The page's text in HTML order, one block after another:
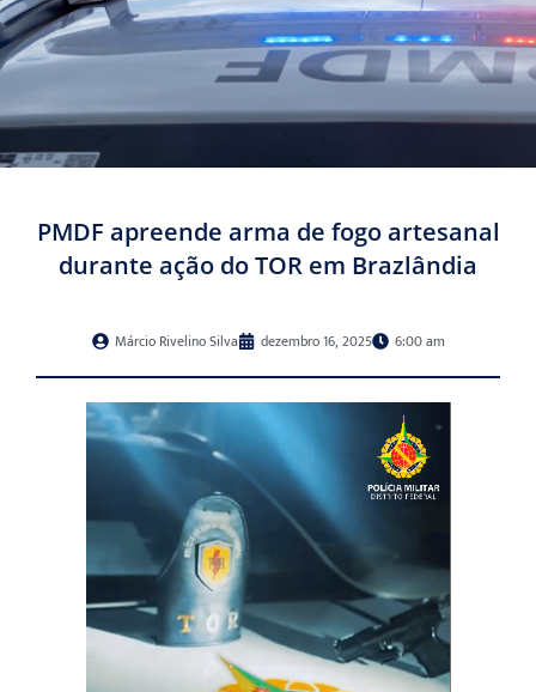
PMDF apreende arma de fogo artesanal
durante ação do TOR em Brazlândia
Márcio Rivelino Silva dezembro 16, 2025 6:00 am